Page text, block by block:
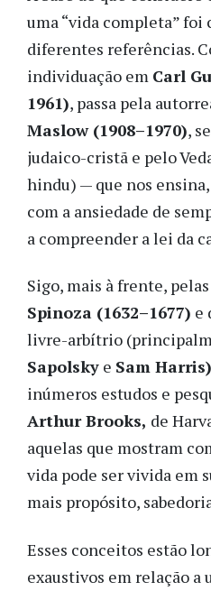
uma “vida completa”
diferentes referências.
individuação em Carl
1961), passa pela
Maslow (1908–1970),
judaico-cristã e pelo
hindu) — que nos
com a ansiedade de
a compreender a lei da
Sigo, mais à frente,
Spinoza (1632–1677) e
livre-arbítrio
Sapolsky e Sam
inúmeros estudos e
Arthur Brooks, de
aquelas que mostram
vida pode ser vivida em
mais propósito,
Esses conceitos estão
exaustivos em relação a